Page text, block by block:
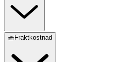
🧺Fraktkostnad